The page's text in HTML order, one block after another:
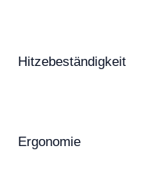
Hitzebeständigkeit
Ergonomie